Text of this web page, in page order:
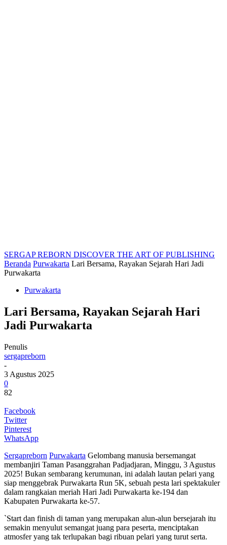
SERGAP REBORN DISCOVER THE ART OF PUBLISHING
Beranda Purwakarta Lari Bersama, Rayakan Sejarah Hari Jadi
Purwakarta
Purwakarta
Lari Bersama, Rayakan Sejarah Hari
Jadi Purwakarta
Penulis
sergapreborn
-
3 Agustus 2025
0
82
Facebook
Twitter
Pinterest
WhatsApp
Sergapreborn Purwakarta Gelombang manusia bersemangat
membanjiri Taman Pasanggrahan Padjadjaran, Minggu, 3 Agustus
2025! Bukan sembarang kerumunan, ini adalah lautan pelari yang
siap menggebrak Purwakarta Run 5K, sebuah pesta lari spektakuler
dalam rangkaian meriah Hari Jadi Purwakarta ke-194 dan
Kabupaten Purwakarta ke-57.
`Start dan finish di taman yang merupakan alun-alun bersejarah itu
semakin menyulut semangat juang para peserta, menciptakan
atmosfer yang tak terlupakan bagi ribuan pelari yang turut serta.